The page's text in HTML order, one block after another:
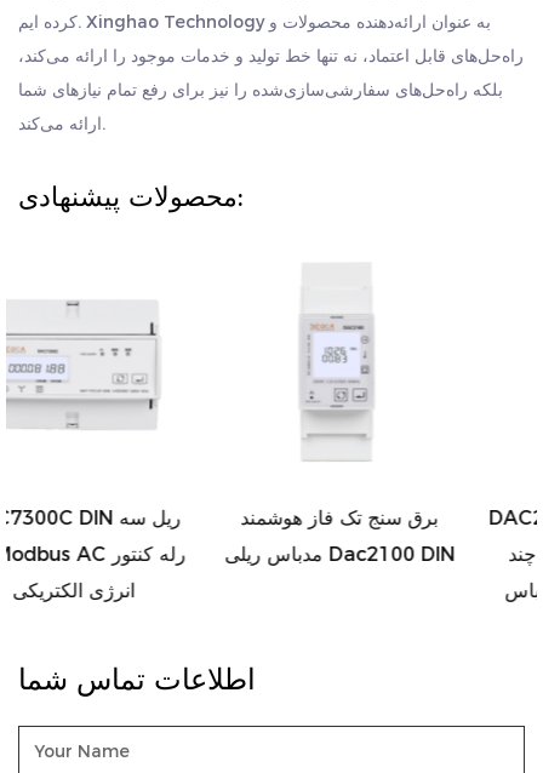
تقاضای بازار است.
به طور خلاصه، کنتور انرژی سنج پیش پرداخت STS کنترل از
راه دور سه فاز یک کنتور برق الکترونیکی معتبر است که برای
سیستم های الکتریکی سه فاز طراحی شده است. گزینه های
قابل تنظیم است و در ژجیانگ، چین، با ظرفیت تولید سالانه
کرده ایم. Xinghao Technology به عنوان ارائه‌دهنده محصولات و
راه‌حل‌های قابل اعتماد، نه تنها خط تولید و خدمات موجود را ارائه می‌کند،
بلکه راه‌حل‌های سفارشی‌سازی‌شده را نیز برای رفع تمام نیازهای شما
ارائه می‌کند.
محصولات پیشنهادی:
برق سنج تک فاز هوشمند
مدباس ریلی Dac2100 DIN
DAC2101 DIN Rail تک فاز
نمایشگر ال سی دی چند
تعرفه انرژی سنج مدباس
اطلاعات تماس شما